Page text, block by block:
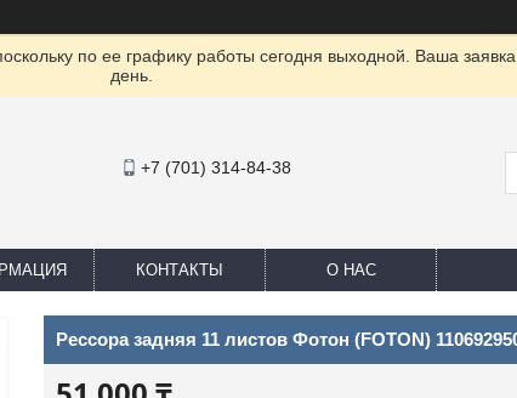
по ее графику работы сегодня выходной. Ваша
день.
+7 (701) 314-84-38
КОНТАКТЫ О НАС
Рессора задняя 11 листов Фотон (FOTON)